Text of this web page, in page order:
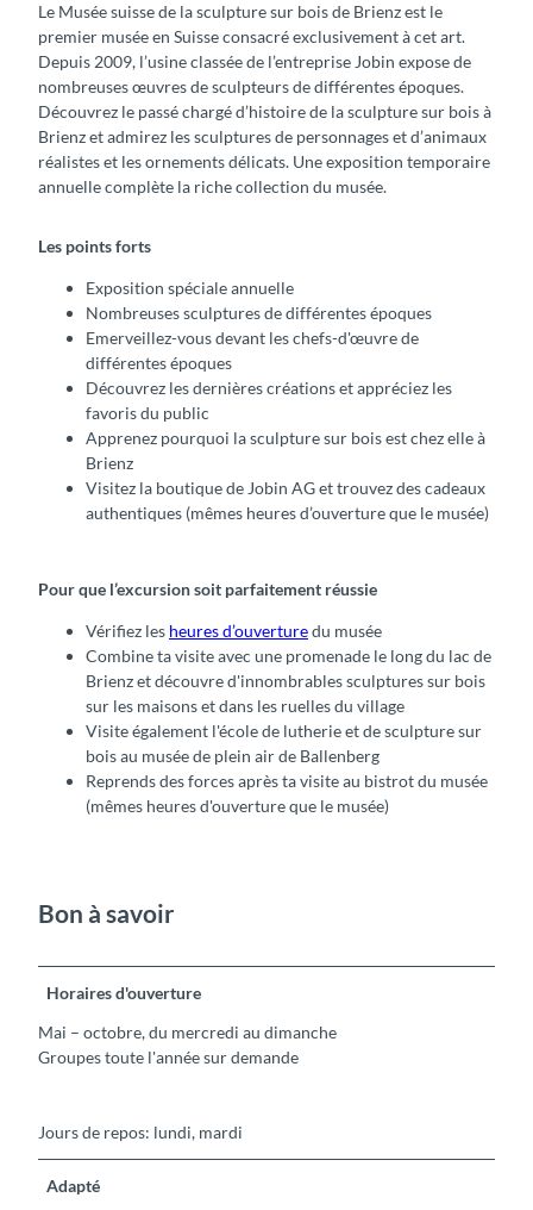
Le Musée suisse de la sculpture sur bois de Brienz est le
premier musée en Suisse consacré exclusivement à cet art.
Depuis 2009, l’usine classée de l’entreprise Jobin expose de
nombreuses œuvres de sculpteurs de différentes époques.
Découvrez le passé chargé d’histoire de la sculpture sur bois à
Brienz et admirez les sculptures de personnages et d’animaux
réalistes et les ornements délicats. Une exposition temporaire
annuelle complète la riche collection du musée.
Les points forts
Exposition spéciale annuelle
Nombreuses sculptures de différentes époques
Emerveillez-vous devant les chefs-d'œuvre de
différentes époques
Découvrez les dernières créations et appréciez les
favoris du public
Apprenez pourquoi la sculpture sur bois est chez elle à
Brienz
Visitez la boutique de Jobin AG et trouvez des cadeaux
authentiques (mêmes heures d’ouverture que le musée)
Pour que l’excursion soit parfaitement réussie
Vérifiez les heures d’ouverturedu musée
Combine ta visite avec une promenade le long du lac de
Brienz et découvre d'innombrables sculptures sur bois
sur les maisons et dans les ruelles du village
Visite également l'école de lutherie et de sculpture sur
bois au musée de plein air de Ballenberg
Reprends des forces après ta visite au bistrot du musée
(mêmes heures d'ouverture que le musée)
Bon à savoir
Horaires d'ouverture
Mai – octobre, du mercredi au dimanche
Groupes toute l'année sur demande
Jours de repos: lundi, mardi
Adapté